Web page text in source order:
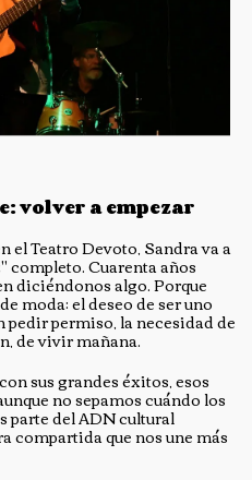
volver a empezar
Teatro Devoto, Sandra va a
completo. Cuarenta años
diciéndonos algo. Porque
moda: el deseo de ser uno
permiso, la necesidad de
de vivir mañana.
sus grandes éxitos, esos
no sepamos cuándo los
parte del ADN cultural
compartida que nos une más